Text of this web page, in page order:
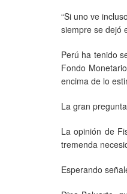
“Si uno ve
siempre se dejó
Perú ha tenido
Fondo
encima de lo
La gran
La opinión de
tremenda
Esperando